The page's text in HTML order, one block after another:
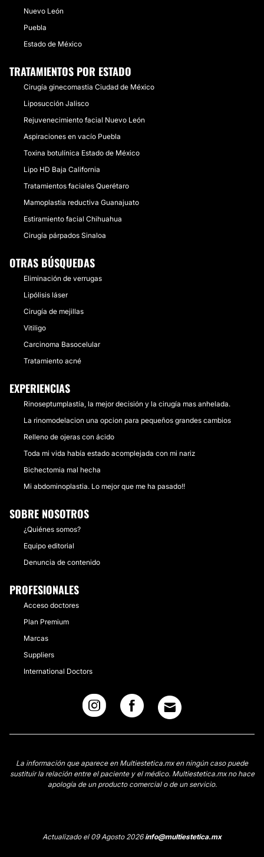
Nuevo León
Puebla
Estado de México
TRATAMIENTOS POR ESTADO
Cirugía ginecomastia Ciudad de México
Liposucción Jalisco
Rejuvenecimiento facial Nuevo León
Aspiraciones en vacío Puebla
Toxina botulínica Estado de México
Lipo HD Baja California
Tratamientos faciales Querétaro
Mamoplastia reductiva Guanajuato
Estiramiento facial Chihuahua
Cirugía párpados Sinaloa
OTRAS BÚSQUEDAS
Eliminación de verrugas
Lipólisis láser
Cirugía de mejillas
Vitiligo
Carcinoma Basocelular
Tratamiento acné
EXPERIENCIAS
Rinoseptumplastía, la mejor decisión y la cirugía mas anhelada.
La rinomodelacion una opcion para pequeños grandes cambios
Relleno de ojeras con ácido
Toda mi vida había estado acomplejada con mi nariz
Bichectomia mal hecha
Mi abdominoplastia. Lo mejor que me ha pasado!!
SOBRE NOSOTROS
¿Quiénes somos?
Equipo editorial
Denuncia de contenido
PROFESIONALES
Acceso doctores
Plan Premium
Marcas
Suppliers
International Doctors
La información que aparece en Multiestetica.mx en ningún caso puede
sustituir la relación entre el paciente y el médico. Multiestetica.mx no hace
apología de un producto comercial o de un servicio.
Actualizado el 09 Agosto 2026info@multiestetica.mx